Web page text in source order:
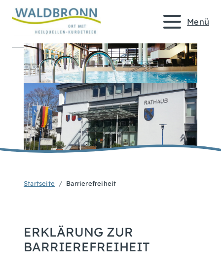
Menü
Startseite Barrierefreiheit
ERKLÄRUNG ZUR
BARRIEREFREIHEIT